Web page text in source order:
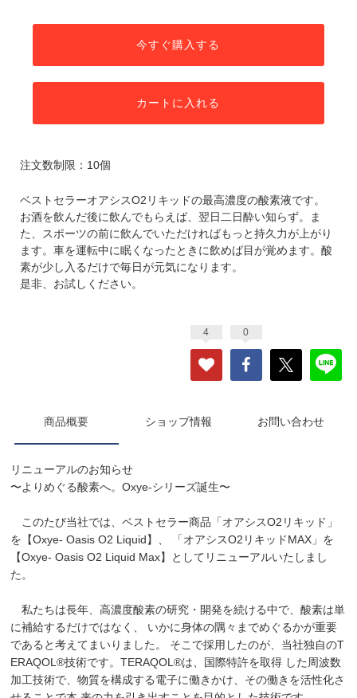
今すぐ購入する
カートに入れる
注文数制限：10個
ベストセラーオアシスO2リキッドの最高濃度の酸素液です。
お酒を飲んだ後に飲んでもらえば、翌日二日酔い知らず。ま
た、スポーツの前に飲んでいただければもっと持久力が上がり
ます。車を運転中に眠くなったときに飲めば目が覚めます。酸
素が少し入るだけで毎日が元気になります。
是非、お試しください。
4 0
商品概要 ショップ情報 お問い合わせ
リニューアルのお知らせ
〜よりめぐる酸素へ。Oxye-シリーズ誕生〜
このたび当社では、ベストセラー商品「オアシスO2リキッド」
を【Oxye- Oasis O2 Liquid】、 「オアシスO2リキッドMAX」を
【Oxye- Oasis O2 Liquid Max】としてリニューアルいたしまし
た。
私たちは長年、高濃度酸素の研究・開発を続ける中で、酸素は単
に補給するだけではなく、 いかに身体の隅々までめぐるかが重要
であると考えてまいりました。 そこで採用したのが、当社独自のT
ERAQOL®技術です。TERAQOL®は、国際特許を取得 した周波数
加工技術で、物質を構成する電子に働きかけ、その働きを活性化さ